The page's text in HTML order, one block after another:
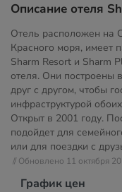
Описание отеля
Отель расположен на
Красного моря, имеет
Sharm Resort и Sharm
отеля. Они построены
друг с другом, чтобы
инфраструктурой
Открыт в 2001 году.
подойдет для
или для поездки с
// Обновлено 11 октября
График цен